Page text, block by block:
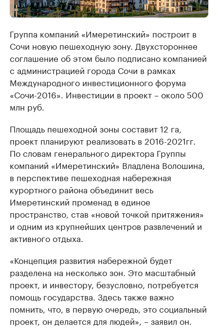
Группа компаний «Имеретинский» построит в
Сочи новую пешеходную зону. Двухстороннее
соглашение об этом было подписано компанией
с администрацией города Сочи в рамках
Международного инвестиционного форума
«Сочи-2016». Инвестиции в проект – около 500
млн руб.
Площадь пешеходной зоны составит 12 га,
проект планируют реализовать в 2016-2021гг.
По словам генерального директора Группы
компаний «Имеретинский» Владлена Волошина,
в перспективе пешеходная набережная
курортного района объединит весь
Имеретинский променад в единое
пространство, став «новой точкой притяжения»
и одним из крупнейших центров развлечений и
активного отдыха.
«Концепция развития набережной будет
разделена на несколько зон. Это масштабный
проект, и инвестору, безусловно, потребуется
помощь государства. Здесь также важно
помнить, что, в первую очередь, это социальный
проект, он делается для людей», – заявил он.